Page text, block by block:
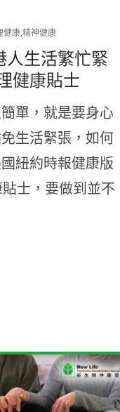
健康,精神健康
人生活繁忙緊
健康貼士
單，就是要身心
生活緊張，如何
紐約時報健康版
士，要做到並不